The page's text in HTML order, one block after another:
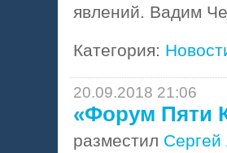
явлений. Вадим
Категория:
20.09.2018 21:06
«Форум Пяти
разместил Сергей